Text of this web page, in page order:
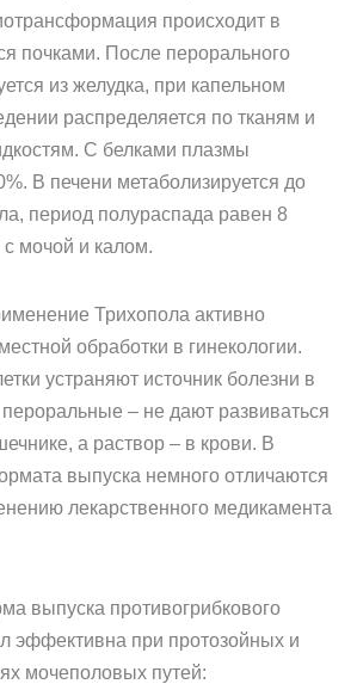
происходит в
почками. После перорального
из желудка, при капельном
распределяется по тканям и
С белками плазмы
В печени метаболизируется до
период полураспада равен 8
мочой и калом.
Трихопола активно
обработки в гинекологии.
устраняют источник болезни в
– не дают развиваться
а раствор – в крови. В
выпуска немного отличаются
лекарственного медикамента
выпуска противогрибкового
эффективна при протозойных и
мочеполовых путей: